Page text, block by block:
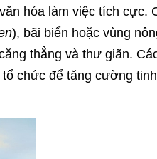
hóa làm việc tích cực.
), bãi biển hoặc vùng
thẳng và thư giãn.
chức để tăng cường